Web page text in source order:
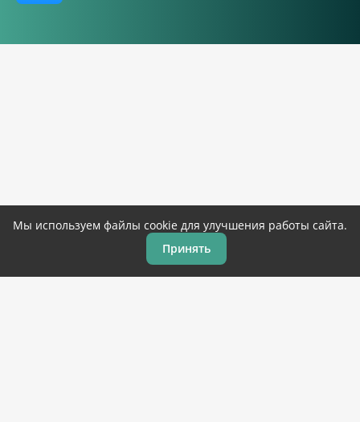
Программы
Мы используем файлы cookie для улучшения работы сайта.
Принять